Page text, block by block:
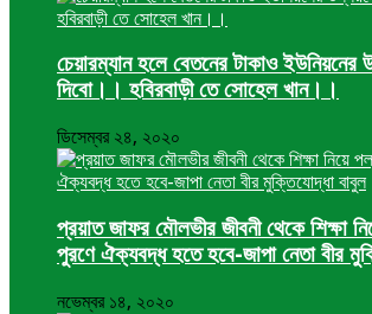
চেয়ারম্যান হলে বেতনের টাকাও ইউনিয়নের
দিবো।। হবিরবাড়ী তে সোহেল খান।।
ডিসেম্বর ২৪, ২০২০
প্রয়াত জাফর মৌলভীর জীবনী থেকে শিক্ষা
পুরণে ঐক্যবদ্ধ হতে হবে-জাপা নেতা বীর
নভেম্বর ১৪, ২০২০